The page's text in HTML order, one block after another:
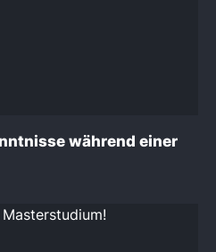
während einer